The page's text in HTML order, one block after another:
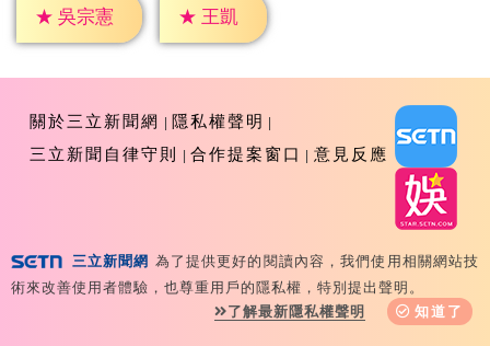
★ 吳宗憲 ★ 王凱
關於三立新聞網
隱私權聲明
三立新聞自律守則
合作提案窗口 意見反應
Copyright ©2026 Sanlih E-Television All Rights
Reserved 版權所有 盜用必究 台北市內湖區舊宗路一段159
號 02-8792-8888
三立新聞網 為了提供更好的閱讀內容，我們使用相關網站技
術來改善使用者體驗，也尊重用戶的隱私權，特別提出聲明。
了解最新隱私權聲明
知道了